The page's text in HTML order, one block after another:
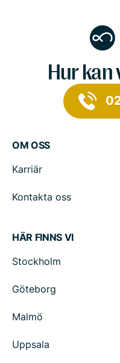
Hur kan
OM OSS
Karriär
Kontakta oss
HÄR FINNS VI
Stockholm
Göteborg
Malmö
Uppsala